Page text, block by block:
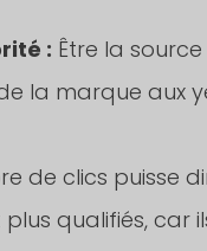
: Être la
la marque aux
de clics puisse
qualifiés, car